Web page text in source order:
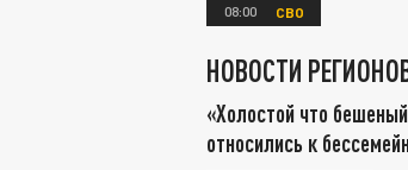
08:00 СВО
НОВОСТИ
«Холостой что
относились к